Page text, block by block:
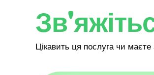
Цікавить ця послуга чи